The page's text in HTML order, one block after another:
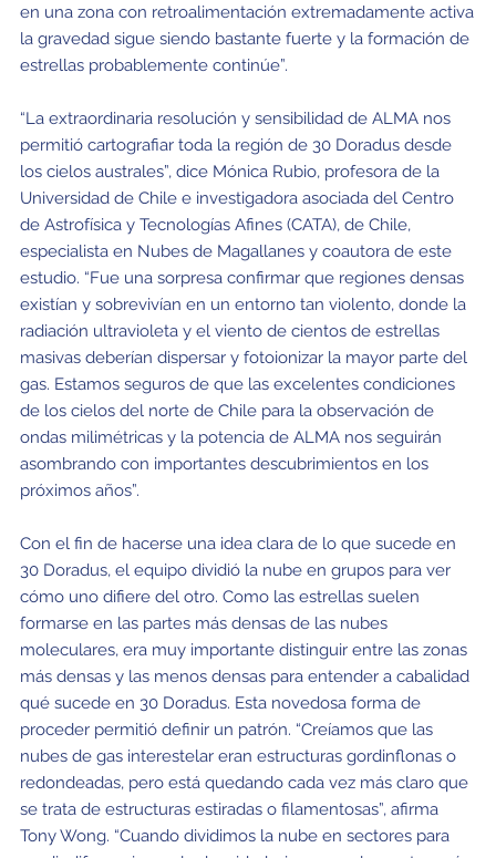
en una zona con retroalimentación extremadamente activa
la gravedad sigue siendo bastante fuerte y la formación de
estrellas probablemente continúe”.
“La extraordinaria resolución y sensibilidad de ALMA nos
permitió cartografiar toda la región de 30 Doradus desde
los cielos australes”, dice Mónica Rubio, profesora de la
Universidad de Chile e investigadora asociada del Centro
de Astrofísica y Tecnologías Afines (CATA), de Chile,
especialista en Nubes de Magallanes y coautora de este
estudio. “Fue una sorpresa confirmar que regiones densas
existían y sobrevivían en un entorno tan violento, donde la
radiación ultravioleta y el viento de cientos de estrellas
masivas deberían dispersar y fotoionizar la mayor parte del
gas. Estamos seguros de que las excelentes condiciones
de los cielos del norte de Chile para la observación de
ondas milimétricas y la potencia de ALMA nos seguirán
asombrando con importantes descubrimientos en los
próximos años”.
Con el fin de hacerse una idea clara de lo que sucede en
30 Doradus, el equipo dividió la nube en grupos para ver
cómo uno difiere del otro. Como las estrellas suelen
formarse en las partes más densas de las nubes
moleculares, era muy importante distinguir entre las zonas
más densas y las menos densas para entender a cabalidad
qué sucede en 30 Doradus. Esta novedosa forma de
proceder permitió definir un patrón. “Creíamos que las
nubes de gas interestelar eran estructuras gordinflonas o
redondeadas, pero está quedando cada vez más claro que
se trata de estructuras estiradas o filamentosas”, afirma
Tony Wong. “Cuando dividimos la nube en sectores para